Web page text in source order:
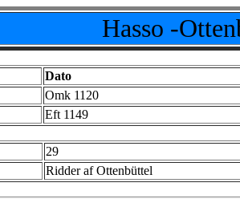
Hasso -
Dato
Omk 1120
Eft 1149
29
Ridder af Ottenbüttel